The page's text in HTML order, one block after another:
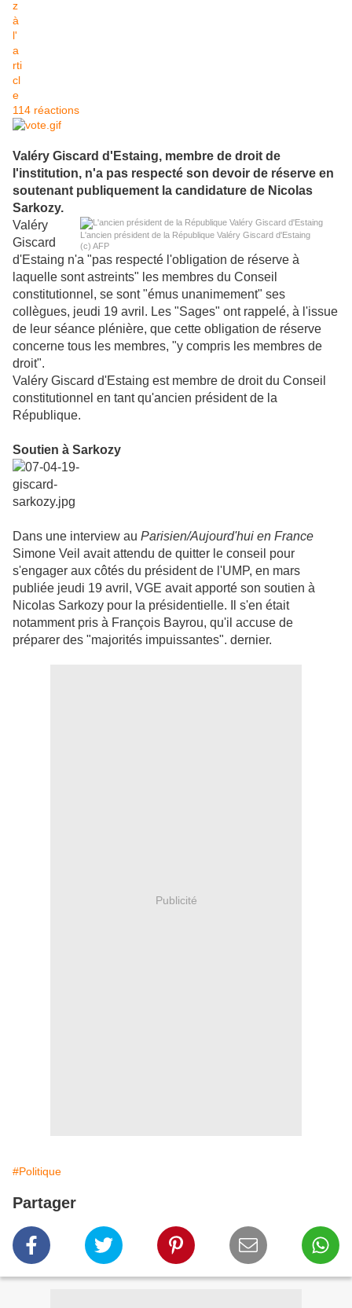
114 réactions
Valéry Giscard d'Estaing, membre de droit de
l'institution, n'a pas respecté son devoir de réserve en
soutenant publiquement la candidature de Nicolas
Sarkozy.
L'ancien président de la République Valéry Giscard d'Estaing
(c) AFP
Valéry
Giscard
d'Estaing n'a "pas respecté l'obligation de réserve à
laquelle sont astreints" les membres du Conseil
constitutionnel, se sont "émus unanimement" ses
collègues, jeudi 19 avril. Les "Sages" ont rappelé, à l'issue
de leur séance plénière, que cette obligation de réserve
concerne tous les membres, "y compris les membres de
droit".
Valéry Giscard d'Estaing est membre de droit du Conseil
constitutionnel en tant qu'ancien président de la
République.
Soutien à Sarkozy
Dans une interview au Parisien/Aujourd'hui en France
Simone Veil avait attendu de quitter le conseil pour
s'engager aux côtés du président de l'UMP, en mars
publiée jeudi 19 avril, VGE avait apporté son soutien à
Nicolas Sarkozy pour la présidentielle. Il s'en était
notamment pris à François Bayrou, qu'il accuse de
préparer des "majorités impuissantes". dernier.
Publicité
#Politique
Partager